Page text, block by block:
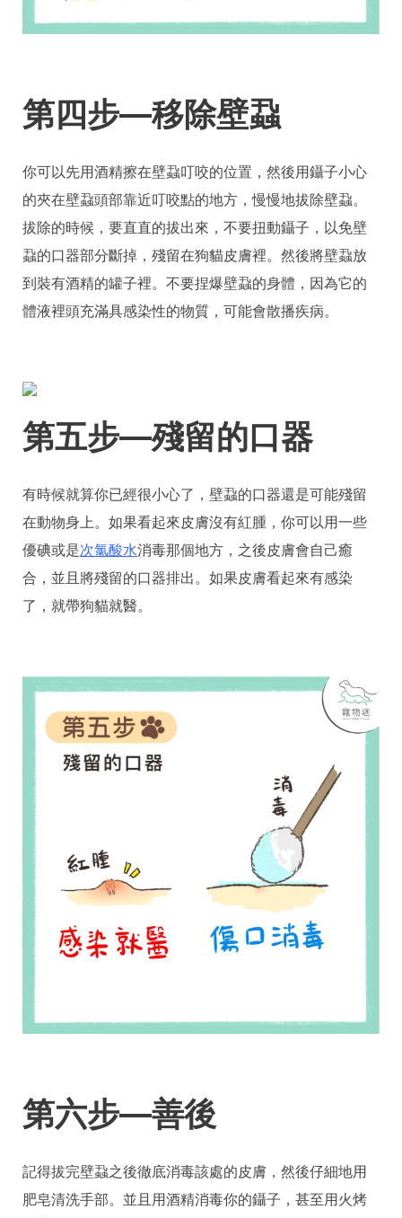
第四步—移除壁蝨
你可以先用酒精擦在壁蝨叮咬的位置，然後用鑷子小心
的夾在壁蝨頭部靠近叮咬點的地方，慢慢地拔除壁蝨。
拔除的時候，要直直的拔出來，不要扭動鑷子，以免壁
蝨的口器部分斷掉，殘留在狗貓皮膚裡。然後將壁蝨放
到裝有酒精的罐子裡。不要捏爆壁蝨的身體，因為它的
體液裡頭充滿具感染性的物質，可能會散播疾病。
第五步—殘留的口器
有時候就算你已經很小心了，壁蝨的口器還是可能殘留
在動物身上。如果看起來皮膚沒有紅腫，你可以用一些
優碘或是次氯酸水消毒那個地方，之後皮膚會自己癒
合，並且將殘留的口器排出。如果皮膚看起來有感染
了，就帶狗貓就醫。
第六步—善後
記得拔完壁蝨之後徹底消毒該處的皮膚，然後仔細地用
肥皂清洗手部。並且用酒精消毒你的鑷子，甚至用火烤